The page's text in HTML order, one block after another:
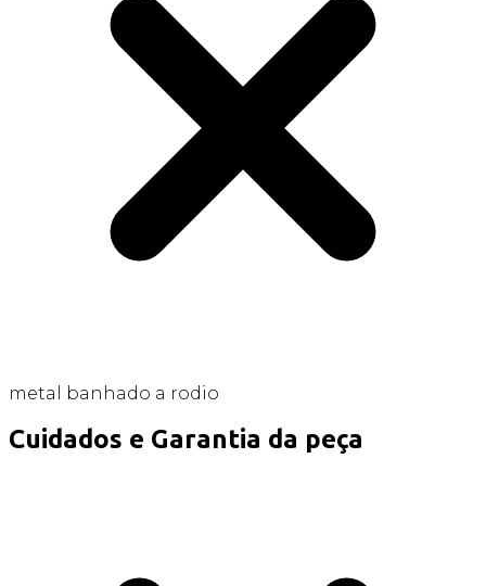
metal banhado a rodio
Cuidados e Garantia da peça